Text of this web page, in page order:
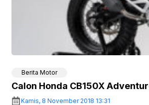
Berita Motor
Calon Honda CB150X
Kamis, 8 November 2018 13:31